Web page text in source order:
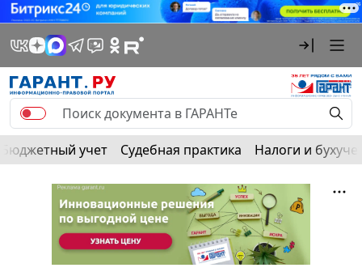
Бюджетный учет Судебная практика Налоги и